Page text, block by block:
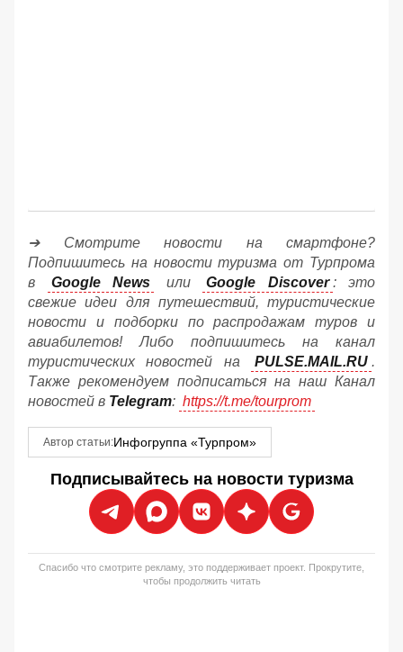
➔ Смотрите новости на смартфоне?
Подпишитесь на новости туризма от Турпрома
в
Google News или Google Discover : это
свежие идеи для путешествий, туристические
новости и подборки по распродажам туров и
авиабилетов! Либо подпишитесь на канал
туристических новостей на
PULSE.MAIL.RU .
Также рекомендуем подписаться на наш Канал
новостей в Telegram: https://t.me/tourprom
Автор статьи:Инфогруппа «Турпром»
Подписывайтесь на новости туризма
Спасибо что смотрите рекламу, это поддерживает проект. Прокрутите,
чтобы продолжить читать